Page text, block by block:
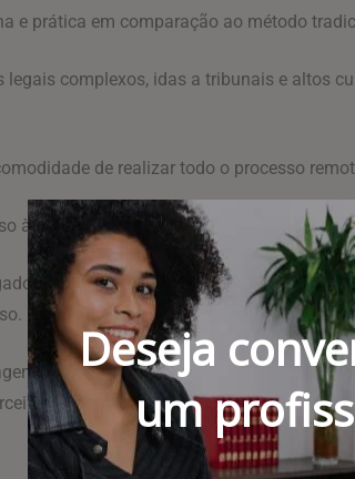
e prática em comparação ao método
complexos, idas a tribunais e altos
de realizar todo o processo
à internet, é possível iniciar e concluir o
participação em audiências judiciais
mais simplificada e acessível.
e até mesmo alcançar um acordo
Deseja
um